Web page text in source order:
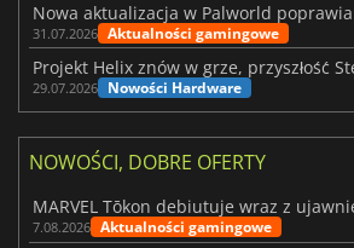
31.07.2026 Aktualności gamingowe
29.07.2026 Nowości Hardware
NOWOŚCI, DOBRE OFERTY
7.08.2026 Aktualności gamingowe